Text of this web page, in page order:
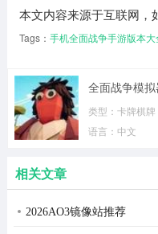
本文内容来源于互联网，
Tags： 手机全面战争手游版本大
全面战争模
类型： 卡牌棋牌
语言： 中文
相关文章
2026AO3镜像站推荐